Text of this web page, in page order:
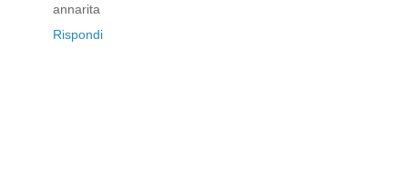
annarita
Rispondi